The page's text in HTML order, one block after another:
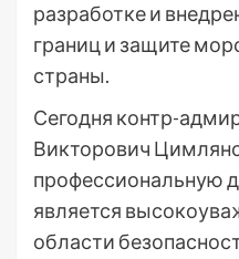
разработке и
границ и защите
страны.
Сегодня контр-
Викторович
профессиональную
является
области